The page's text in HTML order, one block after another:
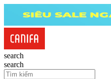
search
search